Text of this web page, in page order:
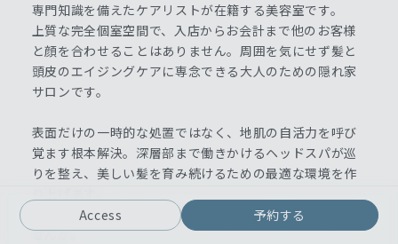
専門知識を備えたケアリストが在籍する美容室です。
上質な完全個室空間で、入店からお会計まで他のお客様
と顔を合わせることはありません。周囲を気にせず髪と
頭皮のエイジングケアに専念できる大人のための隠れ家
サロンです。
表面だけの一時的な処置ではなく、地肌の自活力を呼び
覚ます根本解決。深層部まで働きかけるヘッドスパが巡
りを整え、美しい髪を育み続けるための最適な環境を作
10年先も笑顔で毎日が輝ける予防美容をここから始めま
せんか。
Access 予約する